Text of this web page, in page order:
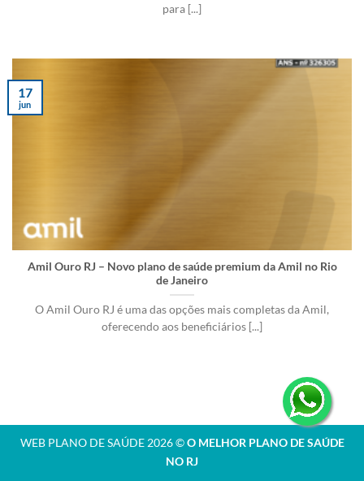
para [...]
Amil Ouro RJ – Novo plano de saúde premium da Amil no Rio
de Janeiro
O Amil Ouro RJ é uma das opções mais completas da Amil,
oferecendo aos beneficiários [...]
17
jun
WEB PLANO DE SAÚDE 2026 ©O MELHOR PLANO DE SAÚDE
NO RJ